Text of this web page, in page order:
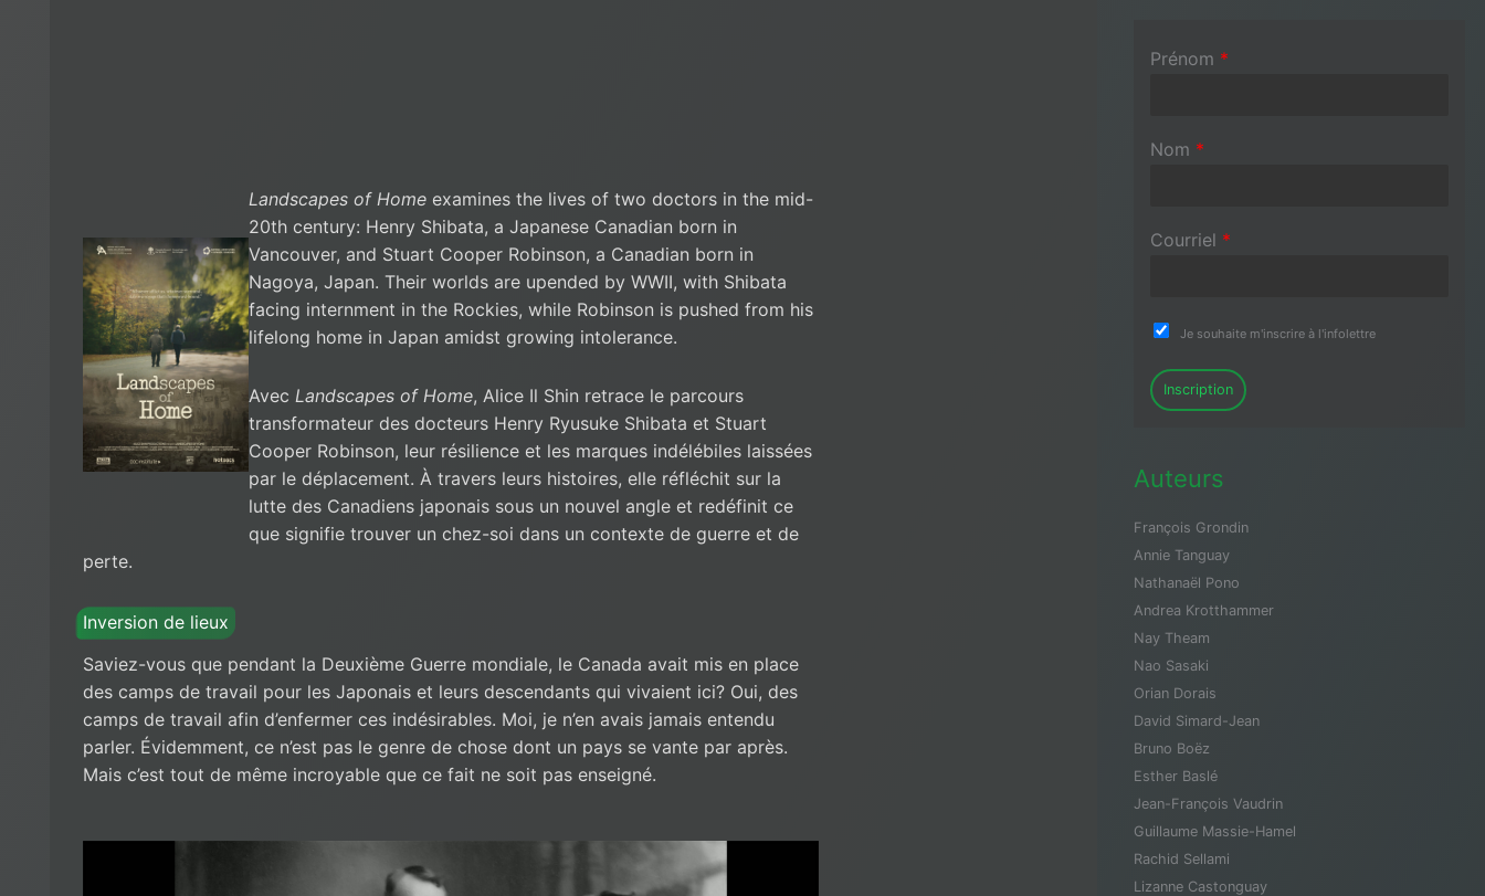
Landscapes of Home examines the lives of two doctors in the mid-
20th century: Henry Shibata, a Japanese Canadian born in
Vancouver, and Stuart Cooper Robinson, a Canadian born in
Nagoya, Japan. Their worlds are upended by WWII, with Shibata
facing internment in the Rockies, while Robinson is pushed from his
lifelong home in Japan amidst growing intolerance.
Avec Landscapes of Home, Alice Il Shin retrace le parcours
transformateur des docteurs Henry Ryusuke Shibata et Stuart
Cooper Robinson, leur résilience et les marques indélébiles laissées
par le déplacement. À travers leurs histoires, elle réfléchit sur la
lutte des Canadiens japonais sous un nouvel angle et redéfinit ce
que signifie trouver un chez-soi dans un contexte de guerre et de
perte.
Inversion de lieux
Saviez-vous que pendant la Deuxième Guerre mondiale, le Canada avait mis en place
des camps de travail pour les Japonais et leurs descendants qui vivaient ici? Oui, des
camps de travail afin d’enfermer ces indésirables. Moi, je n’en avais jamais entendu
parler. Évidemment, ce n’est pas le genre de chose dont un pays se vante par après.
Mais c’est tout de même incroyable que ce fait ne soit pas enseigné.
Prénom *
Nom *
Courriel *
Je souhaite m'inscrire à l'infolettre
Inscription
Auteurs
François Grondin
Annie Tanguay
Nathanaël Pono
Andrea Krotthammer
Nay Theam
Nao Sasaki
Orian Dorais
David Simard-Jean
Bruno Boëz
Esther Baslé
Jean-François Vaudrin
Guillaume Massie-Hamel
Rachid Sellami
Lizanne Castonguay